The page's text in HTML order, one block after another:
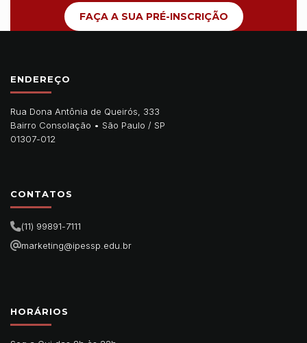
FAÇA A SUA PRÉ-INSCRIÇÃO
ENDEREÇO
Rua Dona Antônia de Queirós, 333
Bairro Consolação • São Paulo / SP
01307-012
CONTATOS
(11) 99891-7111
marketing@ipessp.edu.br
HORÁRIOS